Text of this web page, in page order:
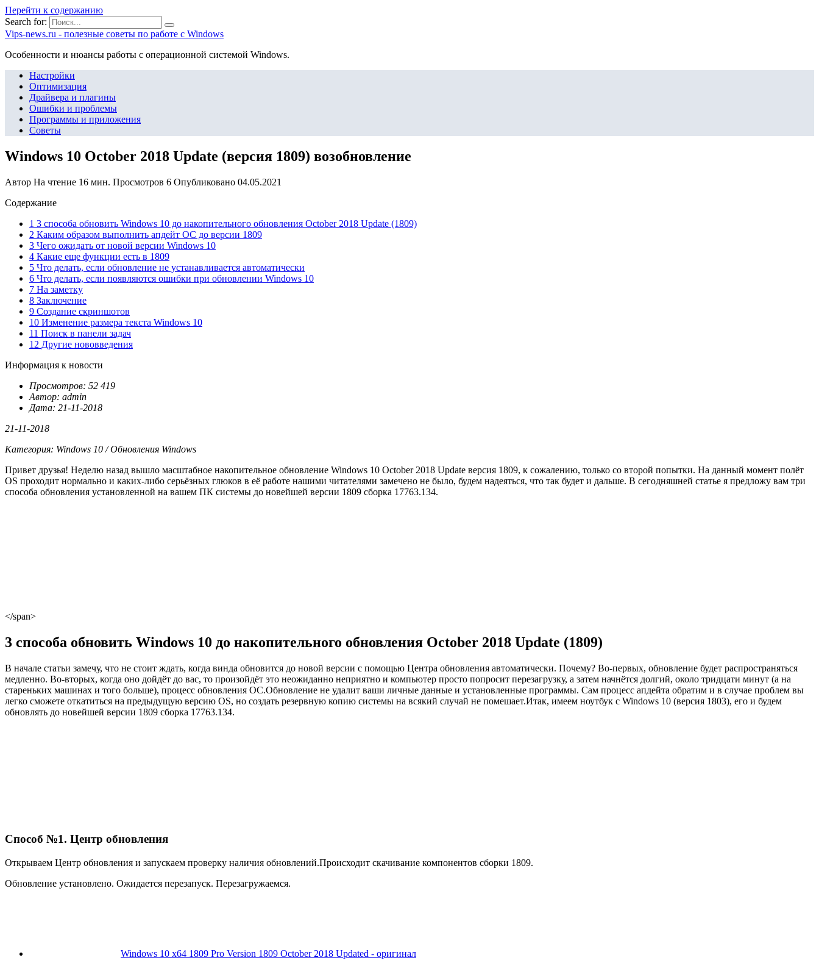
Перейти к содержанию
Search for:
Vips-news.ru - полезные советы по работе с Windows
Особенности и нюансы работы с операционной системой Windows.
Настройки
Оптимизация
Драйвера и плагины
Ошибки и проблемы
Программы и приложения
Советы
Windows 10 October 2018 Update (версия 1809) возобновление
Автор На чтение 16 мин. Просмотров 6 Опубликовано 04.05.2021
Содержание
1 3 способа обновить Windows 10 до накопительного обновления October 2018 Update (1809)
2 Каким образом выполнить апдейт ОС до версии 1809
3 Чего ожидать от новой версии Windows 10
4 Какие еще функции есть в 1809
5 Что делать, если обновление не устанавливается автоматически
6 Что делать, если появляются ошибки при обновлении Windows 10
7 На заметку
8 Заключение
9 Создание скриншотов
10 Изменение размера текста Windows 10
11 Поиск в панели задач
12 Другие нововведения
Информация к новости
Просмотров: 52 419
Автор: admin
Дата: 21-11-2018
21-11-2018
Категория: Windows 10 / Обновления Windows
Привет друзья! Неделю назад вышло масштабное накопительное обновление Windows 10 October 2018 Update версия 1809, к сожалению, только со второй попытки. На данный момент полёт
OS проходит нормально и каких-либо серьёзных глюков в её работе нашими читателями замечено не было, будем надеяться, что так будет и дальше. В сегодняшней статье я предложу вам три
способа обновления установленной на вашем ПК системы до новейшей версии 1809 сборка 17763.134.
</span>
3 способа обновить Windows 10 до накопительного обновления October 2018 Update (1809)
В начале статьи замечу, что не стоит ждать, когда винда обновится до новой версии с помощью Центра обновления автоматически. Почему? Во-первых, обновление будет распространяться
медленно. Во-вторых, когда оно дойдёт до вас, то произойдёт это неожиданно неприятно и компьютер просто попросит перезагрузку, а затем начнётся долгий, около тридцати минут (а на
стареньких машинах и того больше), процесс обновления ОС.Обновление не удалит ваши личные данные и установленные программы. Сам процесс апдейта обратим и в случае проблем вы
легко сможете откатиться на предыдущую версию OS, но создать резервную копию системы на всякий случай не помешает.Итак, имеем ноутбук с Windows 10 (версия 1803), его и будем
обновлять до новейшей версии 1809 сборка 17763.134.
Способ №1. Центр обновления
Открываем Центр обновления и запускаем проверку наличия обновлений.Происходит скачивание компонентов сборки 1809.
Обновление установлено. Ожидается перезапуск. Перезагружаемся.
Windows 10 x64 1809 Pro Version 1809 October 2018 Updated - оригинал